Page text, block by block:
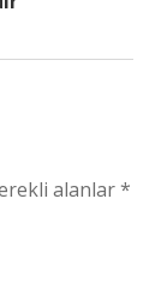
alanlar*